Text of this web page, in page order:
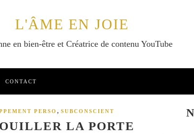
L'ÂME EN JOIE
en bien-être et Créatrice de contenu YouTube
CONTACT
PERSO , SUBCONSCIENT
LA PORTE